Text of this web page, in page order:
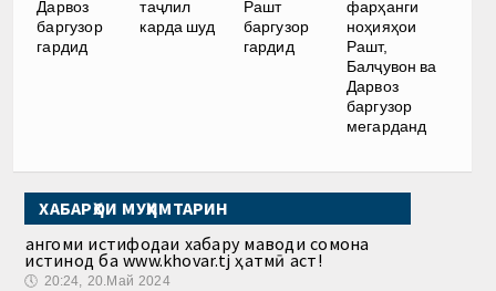
Дарвоз
баргузор
гардид
таҷлил
карда шуд
Рашт
баргузор
гардид
фарҳанги
ноҳияҳои
Рашт,
Балҷувон ва
Дарвоз
баргузор
мегарданд
ХАБАРҲОИ МУҲИМТАРИН
Ҳангоми истифодаи хабару маводи сомона
истинод ба www.khovar.tj ҳатмӣ аст!
🕔 20:24, 20.Май 2024